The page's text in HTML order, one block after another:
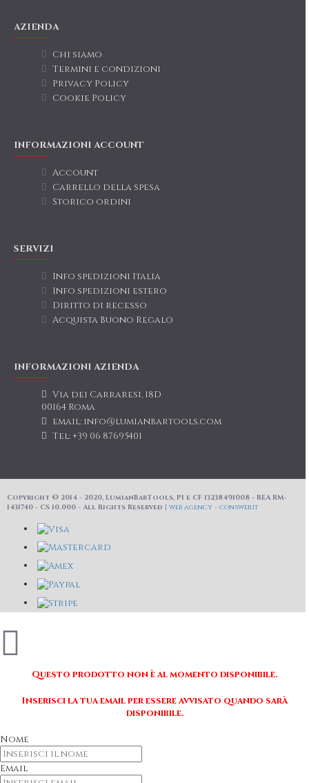
AZIENDA
Chi siamo
Termini e condizioni
Privacy Policy
Cookie Policy
INFORMAZIONI ACCOUNT
Account
Carrello della spesa
Storico ordini
SERVIZI
Info spedizioni Italia
Info spedizioni estero
Diritto di recesso
Acquista Buono Regalo
INFORMAZIONI AZIENDA
Via dei Carraresi, 18D
00164 Roma
email: info@lumianbartools.com
Tel: +39 06 87695401
Copyright © 2014 - 2020, LumianBarTools, PI e CF 13238491008 - REA RM-
1431740 - CS 10.000 - All Rights Reserved | web agency - consweb.it
Questo prodotto non è al momento disponibile.
Inserisci la tua email per essere avvisato quando sarà
disponibile.
Nome
Email